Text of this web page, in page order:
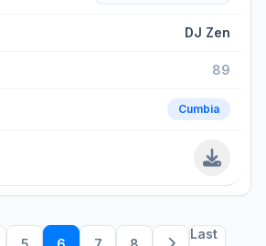
DJ Zen
89
Cumbia
Last